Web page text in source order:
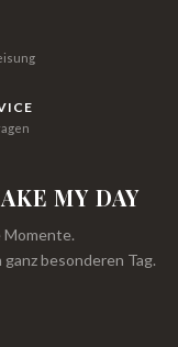
MY DAY
Momente.
besonderen Tag.